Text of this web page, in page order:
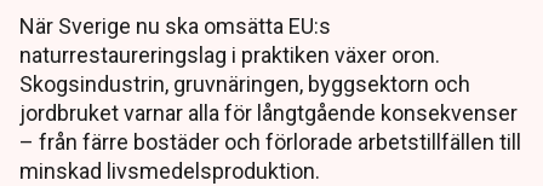
När Sverige nu ska omsätta EU:s
naturrestaureringslag i praktiken växer oron.
Skogsindustrin, gruvnäringen, byggsektorn och
jordbruket varnar alla för långtgående konsekvenser
– från färre bostäder och förlorade arbetstillfällen till
minskad livsmedelsproduktion.